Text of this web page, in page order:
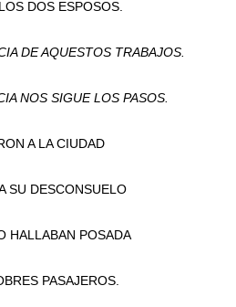
DOS ESPOSOS.
DE AQUESTOS TRABAJOS.
NOS SIGUE LOS PASOS.
A LA CIUDAD
SU DESCONSUELO
HALLABAN POSADA
PASAJEROS.